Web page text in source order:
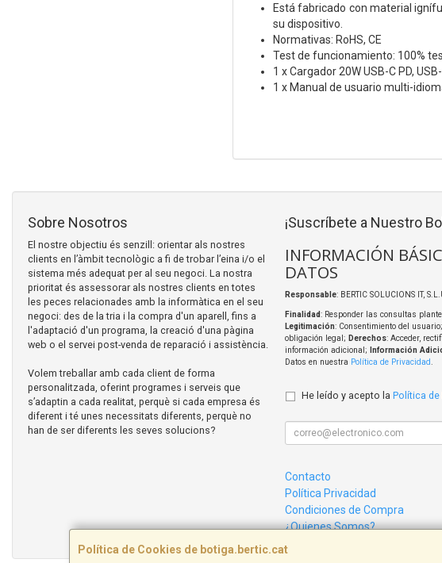
Está fabricado con material
su dispositivo.
Normativas: RoHS, CE
Test de funcionamiento: 100%
1 x Cargador 20W USB-C PD,
1 x Manual de usuario multi-
Política de Cookies de botiga.bertic.cat
Sobre Nosotros
El nostre objectiu és senzill: orientar als nostres
clients en l’àmbit tecnològic a fi de trobar l’eina i/o el
sistema més adequat per al seu negoci. La nostra
prioritat és assessorar als nostres clients en totes
les peces relacionades amb la informàtica en el seu
negoci: des de la tria i la compra d'un aparell, fins a
l'adaptació d'un programa, la creació d'una pàgina
web o el servei post-venda de reparació i assistència.
Volem treballar amb cada client de forma
personalitzada, oferint programes i serveis que
s’adaptin a cada realitat, perquè si cada empresa és
diferent i té unes necessitats diferents, perquè no
han de ser diferents les seves solucions?
¡Suscríbete a Nuestro
INFORMACIÓN
DATOS
Responsable: BERTIC SOLUCIONS IT,
Finalidad: Responder las consultas
Legitimación: Consentimiento del usuario;
obligación legal; Derechos: Acceder,
información adicional;
Información
Datos en nuestra Política de Privacidad.
He leído y acepto la Política de
Contacto
Política Privacidad
Condiciones de Compra
¿Quienes Somos?